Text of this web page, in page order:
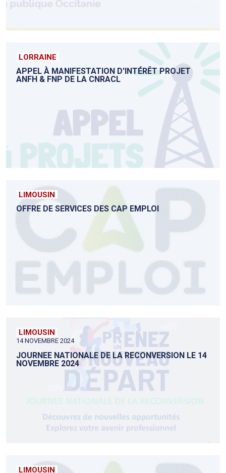
LORRAINE
APPEL À MANIFESTATION D'INTÉRÊT PROJET
ANFH & FNP DE LA CNRACL
LIMOUSIN
OFFRE DE SERVICES DES CAP EMPLOI
LIMOUSIN
14 NOVEMBRE 2024
JOURNEE NATIONALE DE LA RECONVERSION LE 14
NOVEMBRE 2024
LIMOUSIN